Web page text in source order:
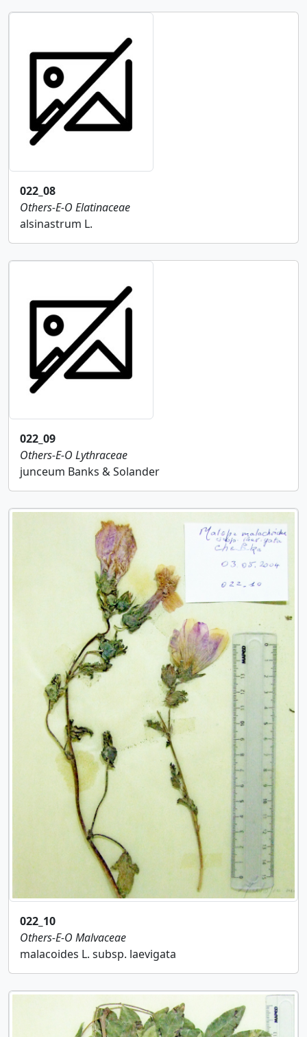
022_08
Others-E-O Elatinaceae
alsinastrum L.
022_09
Others-E-O Lythraceae
junceum Banks & Solander
022_10
Others-E-O Malvaceae
malacoides L. subsp. laevigata